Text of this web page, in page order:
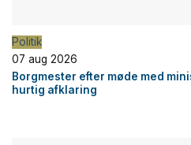
Politik
07 aug 2026
Borgmester efter møde med
hurtig afklaring